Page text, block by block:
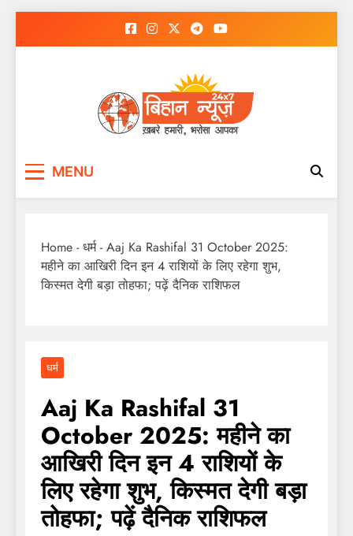
MENU
Home -धर्म-Aaj Ka Rashifal 31 October 2025:
महीने का आखिरी दिन इन 4 राशियों के लिए रहेगा शुभ,
किस्मत देगी बड़ा तोहफा; पढ़ें दैनिक राशिफल
धर्म
Aaj Ka Rashifal 31
October 2025: महीने का
आखिरी दिन इन 4 राशियों के
लिए रहेगा शुभ, किस्मत देगी बड़ा
तोहफा; पढ़ें दैनिक राशिफल